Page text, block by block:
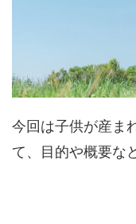
今回は子供が産ま
て、目的や概要な